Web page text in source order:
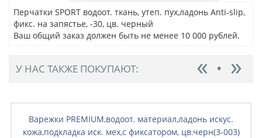
Перчатки SPORT водоот. ткань, утеп. пух,ладонь Anti-slip,
фикс. на запястье, -30, цв. черный
Ваш общий заказ должен быть не менее 10 000 рублей.
У НАС ТАКЖЕ ПОКУПАЮТ:
Варежки PREMIUM,водоот. материал,ладонь искус.
кожа,подкладка иск. мех,с фиксатором, цв.черн(3-003)